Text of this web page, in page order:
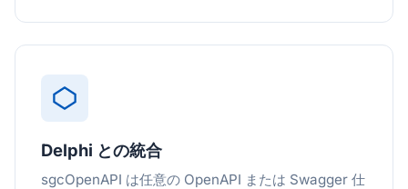
Delphi との統合
sgcOpenAPI は任意の OpenAPI または Swagger 仕